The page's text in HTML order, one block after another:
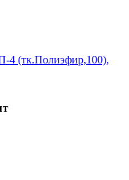
4 (тк.Полиэфир,100),